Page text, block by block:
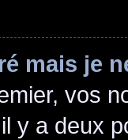
mais je
vos
y a deux